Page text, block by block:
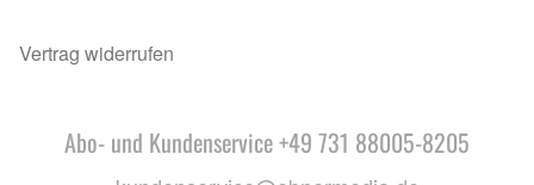
Vertrag widerrufen
Abo- und Kundenservice +49 731 88005-8205